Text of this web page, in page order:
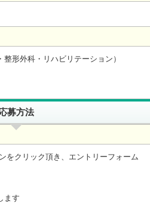
形外科・リハビリテーション）
募方法
をクリック頂き、エントリーフォーム
ます